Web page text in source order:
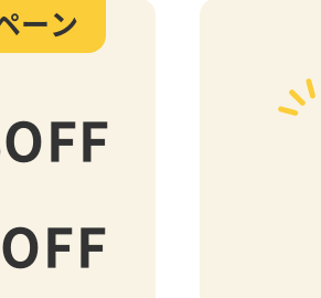
ーン
OFF
OFF